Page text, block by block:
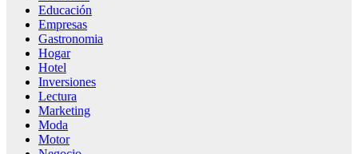
Educación
Empresas
Gastronomia
Hogar
Hotel
Inversiones
Lectura
Marketing
Moda
Motor